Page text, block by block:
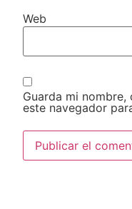
Web
Guarda mi
este navegador